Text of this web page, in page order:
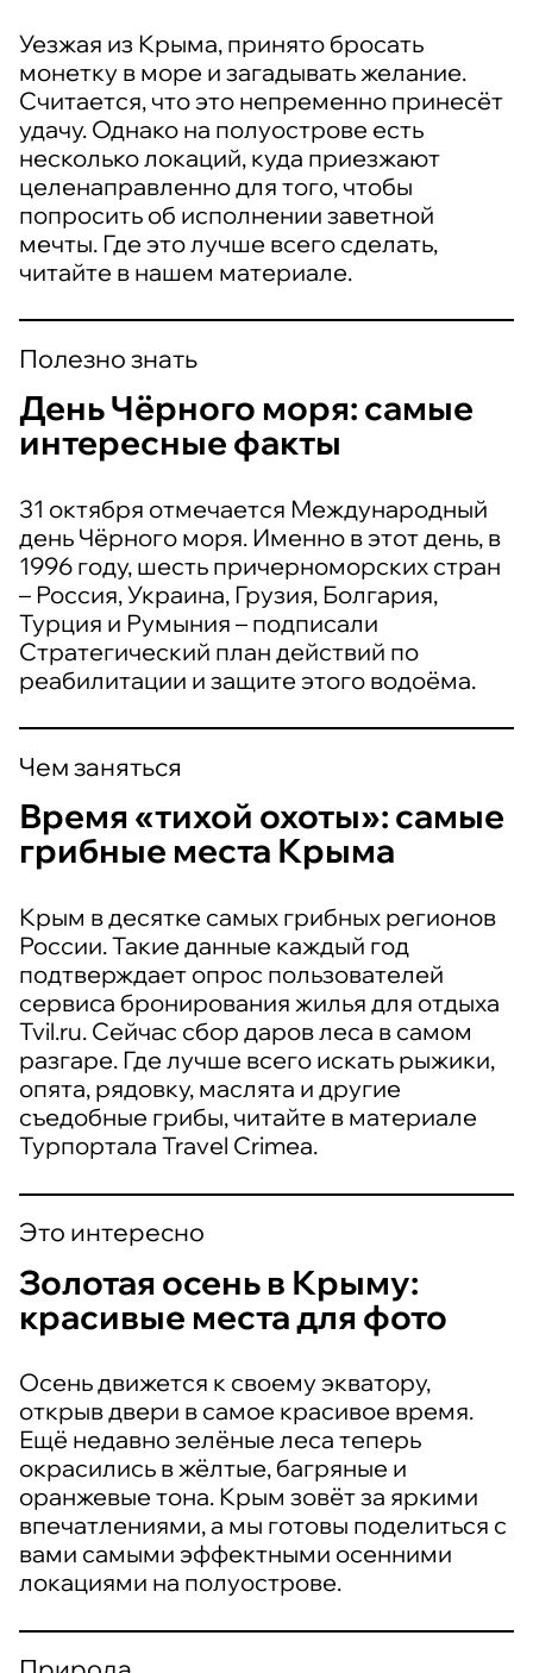
Уезжая из Крыма, принято бросать
монетку в море и загадывать желание.
Считается, что это непременно принесёт
удачу. Однако на полуострове есть
несколько локаций, куда приезжают
целенаправленно для того, чтобы
попросить об исполнении заветной
мечты. Где это лучше всего сделать,
читайте в нашем материале.
Полезно знать
День Чёрного моря: самые
интересные факты
31 октября отмечается Международный
день Чёрного моря. Именно в этот день, в
1996 году, шесть причерноморских стран
– Россия, Украина, Грузия, Болгария,
Турция и Румыния – подписали
Стратегический план действий по
реабилитации и защите этого водоёма.
Чем заняться
Время «тихой охоты»: самые
грибные места Крыма
Крым в десятке самых грибных регионов
России. Такие данные каждый год
подтверждает опрос пользователей
сервиса бронирования жилья для отдыха
Tvil.ru. Сейчас сбор даров леса в самом
разгаре. Где лучше всего искать рыжики,
опята, рядовку, маслята и другие
съедобные грибы, читайте в материале
Турпортала Travel Crimea.
Это интересно
Золотая осень в Крыму:
красивые места для фото
Осень движется к своему экватору,
открыв двери в самое красивое время.
Ещё недавно зелёные леса теперь
окрасились в жёлтые, багряные и
оранжевые тона. Крым зовёт за яркими
впечатлениями, а мы готовы поделиться с
вами самыми эффектными осенними
локациями на полуострове.